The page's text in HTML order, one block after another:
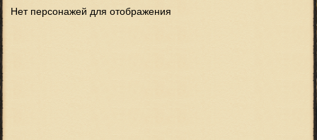
Нет персонажей для отображения